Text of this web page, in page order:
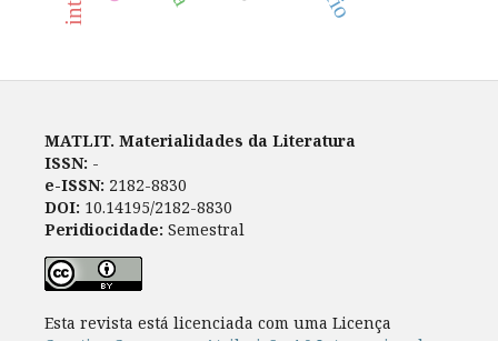
MATLIT. Materialidades da Literatura
ISSN: -
e-ISSN: 2182-8830
DOI: 10.14195/2182-8830
Peridiocidade: Semestral
Esta revista está licenciada com uma Licença